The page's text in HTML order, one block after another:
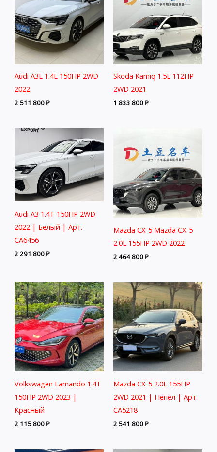
Audi A3L 1.4L 150HP 2WD
2022
2 511 800₽
Skoda Kamiq 1.5L 112HP
2WD 2021
1 833 800₽
Audi A3 1.4T 150HP 2WD
2022 | Белый | Арт.
CA6456
2 291 800₽
Mazda CX-5 Mazda CX-5
2.0L 155HP 2WD 2022
2 464 800₽
Volkswagen Lamando 1.4T
150HP 2WD 2023 |
Красный
2 115 800₽
Mazda CX-5 2.0L 155HP
2WD 2021 | Пепел | Арт.
CA5218
2 541 800₽